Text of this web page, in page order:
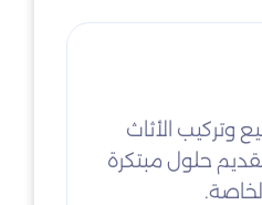
وتركيب الأثاث
حلول مبتكرة